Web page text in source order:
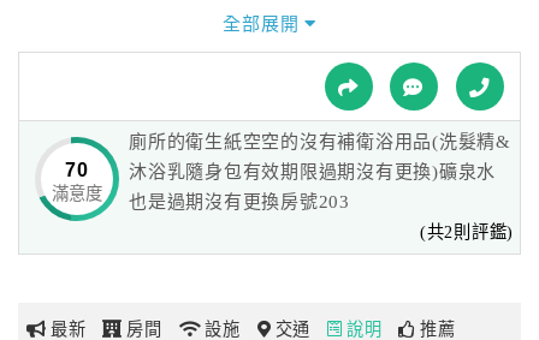
球
網
帶
全部展開
70
滿意度
廁所的衛生紙空空的沒有補衛浴用品(洗髮精&
沐浴乳隨身包有效期限過期沒有更換)礦泉水
也是過期沒有更換房號203
(共2則評鑑)
最新 房間 設施 交通 說明 推薦